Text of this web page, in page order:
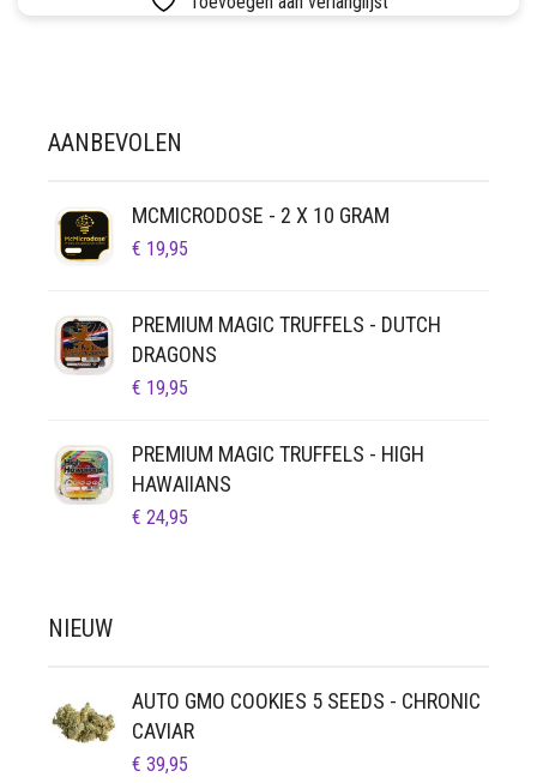
VETVRIJ PAPIER
MEERDERE
GEKOZEN
DE
PRODUCTPAGINA
AANBEVOLEN
MCMICRODOSE - 2 X 10 GRAM
€ 19,95
PREMIUM MAGIC TRUFFELS - DUTCH
DRAGONS
€ 19,95
PREMIUM MAGIC TRUFFELS - HIGH
HAWAIIANS
€ 24,95
NIEUW
AUTO GMO COOKIES 5 SEEDS - CHRONIC
CAVIAR
€ 39,95